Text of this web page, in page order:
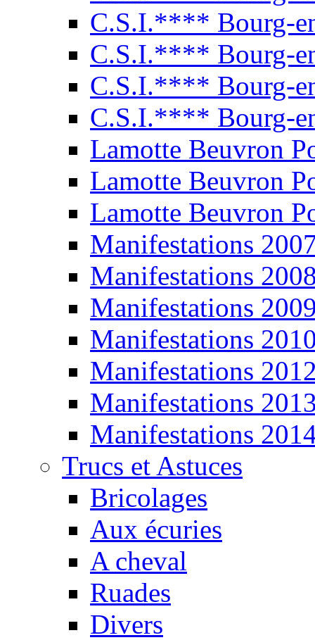
C.S.I.**** Bourg-
C.S.I.**** Bourg-
C.S.I.**** Bourg-
C.S.I.**** Bourg-
Lamotte Beuvron
Lamotte Beuvron
Lamotte Beuvron
Manifestations
Manifestations
Manifestations
Manifestations
Manifestations
Manifestations
Manifestations
Trucs et Astuces
Bricolages
Aux écuries
A cheval
Ruades
Divers